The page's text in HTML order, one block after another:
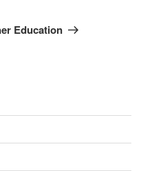
Education